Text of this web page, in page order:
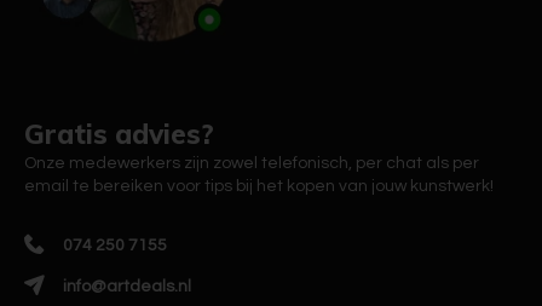
Gratis advies?
Onze medewerkers zijn zowel telefonisch, per chat als per
email te bereiken voor tips bij het kopen van jouw kunstwerk!
074 250 7155
info@artdeals.nl